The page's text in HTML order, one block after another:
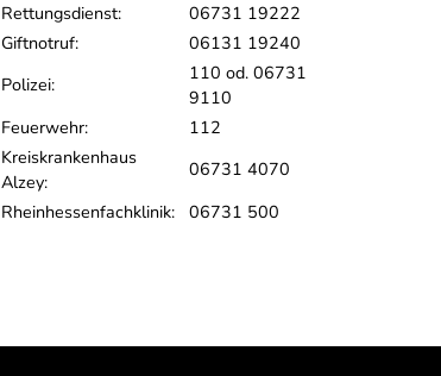
Rettungsdienst:
06731 19222
Giftnotruf:
06131 19240
Polizei:
110 od. 06731
9110
Feuerwehr:
112
Kreiskrankenhaus
Alzey:
06731 4070
Rheinhessenfachklinik: 06731 500